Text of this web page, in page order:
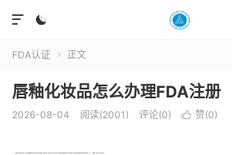


FDA认证  正文
唇釉化妆品怎么办理FDA注册
2026-08-04 阅读(2001) 评论(0)  赞(0)